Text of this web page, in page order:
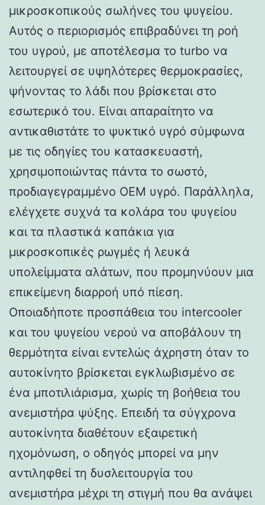
μικροσκοπικούς σωλήνες του ψυγείου.
Αυτός ο περιορισμός επιβραδύνει τη ροή
του υγρού, με αποτέλεσμα το turbo να
λειτουργεί σε υψηλότερες θερμοκρασίες,
ψήνοντας το λάδι που βρίσκεται στο
εσωτερικό του. Είναι απαραίτητο να
αντικαθιστάτε το ψυκτικό υγρό σύμφωνα
με τις οδηγίες του κατασκευαστή,
χρησιμοποιώντας πάντα το σωστό,
προδιαγεγραμμένο OEM υγρό. Παράλληλα,
ελέγχετε συχνά τα κολάρα του ψυγείου
και τα πλαστικά καπάκια για
μικροσκοπικές ρωγμές ή λευκά
υπολείμματα αλάτων, που προμηνύουν μια
επικείμενη διαρροή υπό πίεση.
Οποιαδήποτε προσπάθεια του intercooler
και του ψυγείου νερού να αποβάλουν τη
θερμότητα είναι εντελώς άχρηστη όταν το
αυτοκίνητο βρίσκεται εγκλωβισμένο σε
ένα μποτιλιάρισμα, χωρίς τη βοήθεια του
ανεμιστήρα ψύξης. Επειδή τα σύγχρονα
αυτοκίνητα διαθέτουν εξαιρετική
ηχομόνωση, ο οδηγός μπορεί να μην
αντιληφθεί τη δυσλειτουργία του
ανεμιστήρα μέχρι τη στιγμή που θα ανάψει